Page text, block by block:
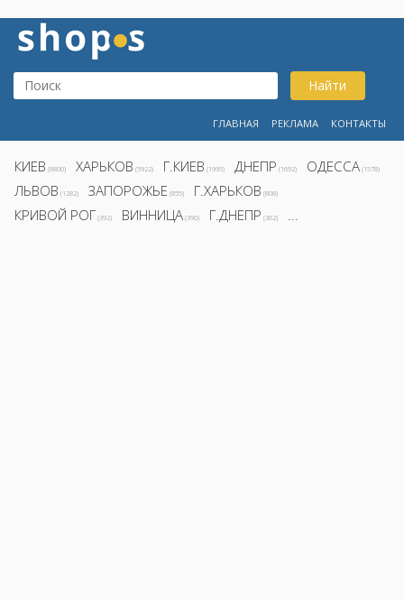
Найти
ГЛАВНАЯ РЕКЛАМА КОНТАКТЫ
КИЕВ (8800) ХАРЬКОВ (5922) Г.КИЕВ (1995) ДНЕПР (1692) ОДЕССА (1578)
ЛЬВОВ (1282) ЗАПОРОЖЬЕ (855) Г.ХАРЬКОВ (808)
КРИВОЙ РОГ (392) ВИННИЦА (390) Г.ДНЕПР (362) ...